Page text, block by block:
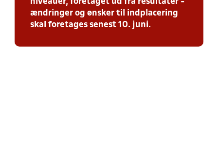
niveauer, foretaget ud fra resultater -
ændringer og ønsker til indplacering
skal foretages senest 10. juni.